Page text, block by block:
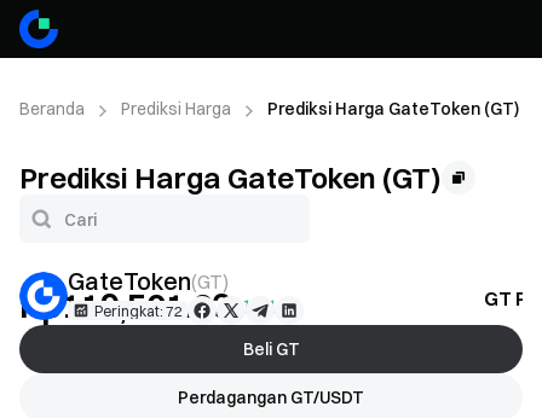
Beranda Prediksi Harga Prediksi Harga GateToken (GT)
Prediksi Harga GateToken (GT)
GateToken(GT)
Peringkat: 72 GT
Rp119,501.63+1.21%
Beli GT
Perdagangan GT/USDT